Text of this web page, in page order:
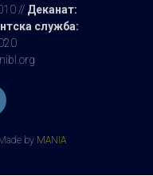
// Деканат:
служба:
by MANIA